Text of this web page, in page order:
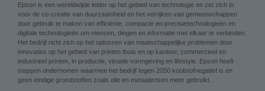
Epson is een wereldwijde leider op het gebied van technologie en zet zich in
voor de co-creatie van duurzaamheid en het verrijken van gemeenschappen
door gebruik te maken van efficiënte, compacte en precisietechnologieën en
digitale technologieën om mensen, dingen en informatie met elkaar te verbinden.
Het bedrijf richt zich op het oplossen van maatschappelijke problemen door
innovaties op het gebied van printen thuis en op kantoor, commercieel en
industrieel printen, in productie, visuele vormgeving en lifestyle. Epson heeft
stappen ondernomen waarmee het bedrijf tegen 2050 koolstofnegatief is en
geen eindige grondstoffen zoals olie en metaalertsen meer gebruikt.